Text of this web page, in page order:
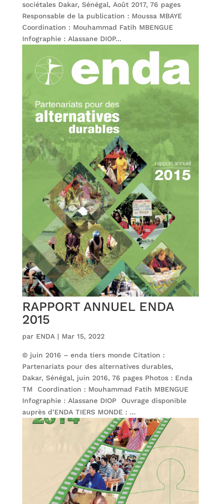
sociétales Dakar, Sénégal, Août 2017, 76 pages
Responsable de la publication : Moussa MBAYE
Coordination : Mouhammad Fatih MBENGUE
Infographie : Alassane DIOP...
RAPPORT ANNUEL ENDA
2015
par ENDA| Mar 15, 2022
© juin 2016 – enda tiers monde Citation :
Partenariats pour des alternatives durables,
Dakar, Sénégal, juin 2016, 76 pages Photos : Enda
TM Coordination : Mouhammad Fatih MBENGUE
Infographie : Alassane DIOP Ouvrage disponible
auprès d’ENDA TIERS MONDE : ...